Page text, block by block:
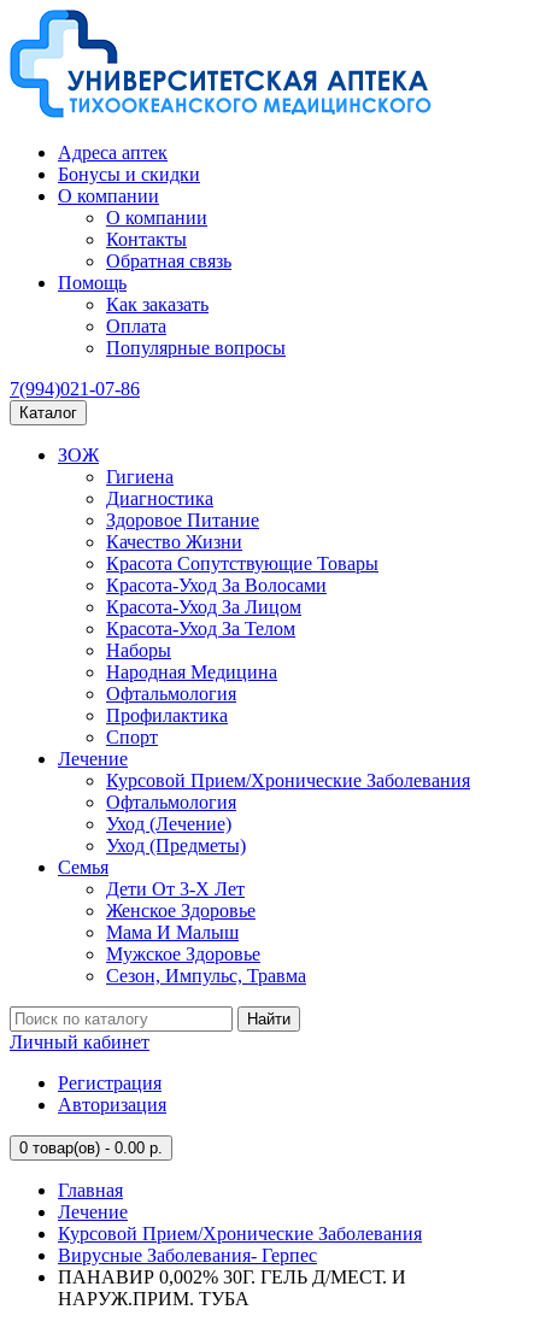
Адреса аптек
Бонусы и скидки
О компании
О компании
Контакты
Обратная связь
Помощь
Как заказать
Оплата
Популярные вопросы
7(994)021-07-86
Каталог
ЗОЖ
Гигиена
Диагностика
Здоровое Питание
Качество Жизни
Красота Сопутствующие Товары
Красота-Уход За Волосами
Красота-Уход За Лицом
Красота-Уход За Телом
Наборы
Народная Медицина
Офтальмология
Профилактика
Спорт
Лечение
Курсовой Прием/Хронические Заболевания
Офтальмология
Уход (Лечение)
Уход (Предметы)
Семья
Дети От 3-Х Лет
Женское Здоровье
Мама И Малыш
Мужское Здоровье
Сезон, Импульс, Травма
Найти
Личный кабинет
Регистрация
Авторизация
0 товар(ов) - 0.00 р.
Главная
Лечение
Курсовой Прием/Хронические Заболевания
Вирусные Заболевания- Герпес
ПАНАВИР 0,002% 30Г. ГЕЛЬ Д/МЕСТ. И
НАРУЖ.ПРИМ. ТУБА